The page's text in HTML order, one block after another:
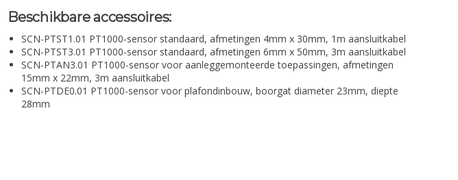
Beschikbare accessoires:
SCN-PTST1.01 PT1000-sensor standaard, afmetingen 4mm x 30mm, 1m aansluitkabel
SCN-PTST3.01 PT1000-sensor standaard, afmetingen 6mm x 50mm, 3m aansluitkabel
SCN-PTAN3.01 PT1000-sensor voor aanleggemonteerde toepassingen, afmetingen
15mm x 22mm, 3m aansluitkabel
SCN-PTDE0.01 PT1000-sensor voor plafondinbouw, boorgat diameter 23mm, diepte
28mm